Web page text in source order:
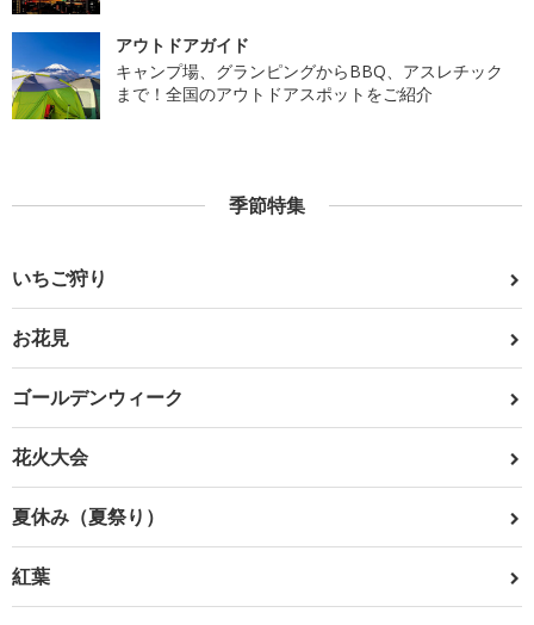
アウトドアガイド
キャンプ場、グランピングからBBQ、アスレチック
まで！全国のアウトドアスポットをご紹介
季節特集
いちご狩り
お花見
ゴールデンウィーク
花火大会
夏休み（夏祭り）
紅葉